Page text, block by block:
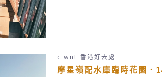
c.wnt 香港好去處
摩星嶺配水庫臨時花園．